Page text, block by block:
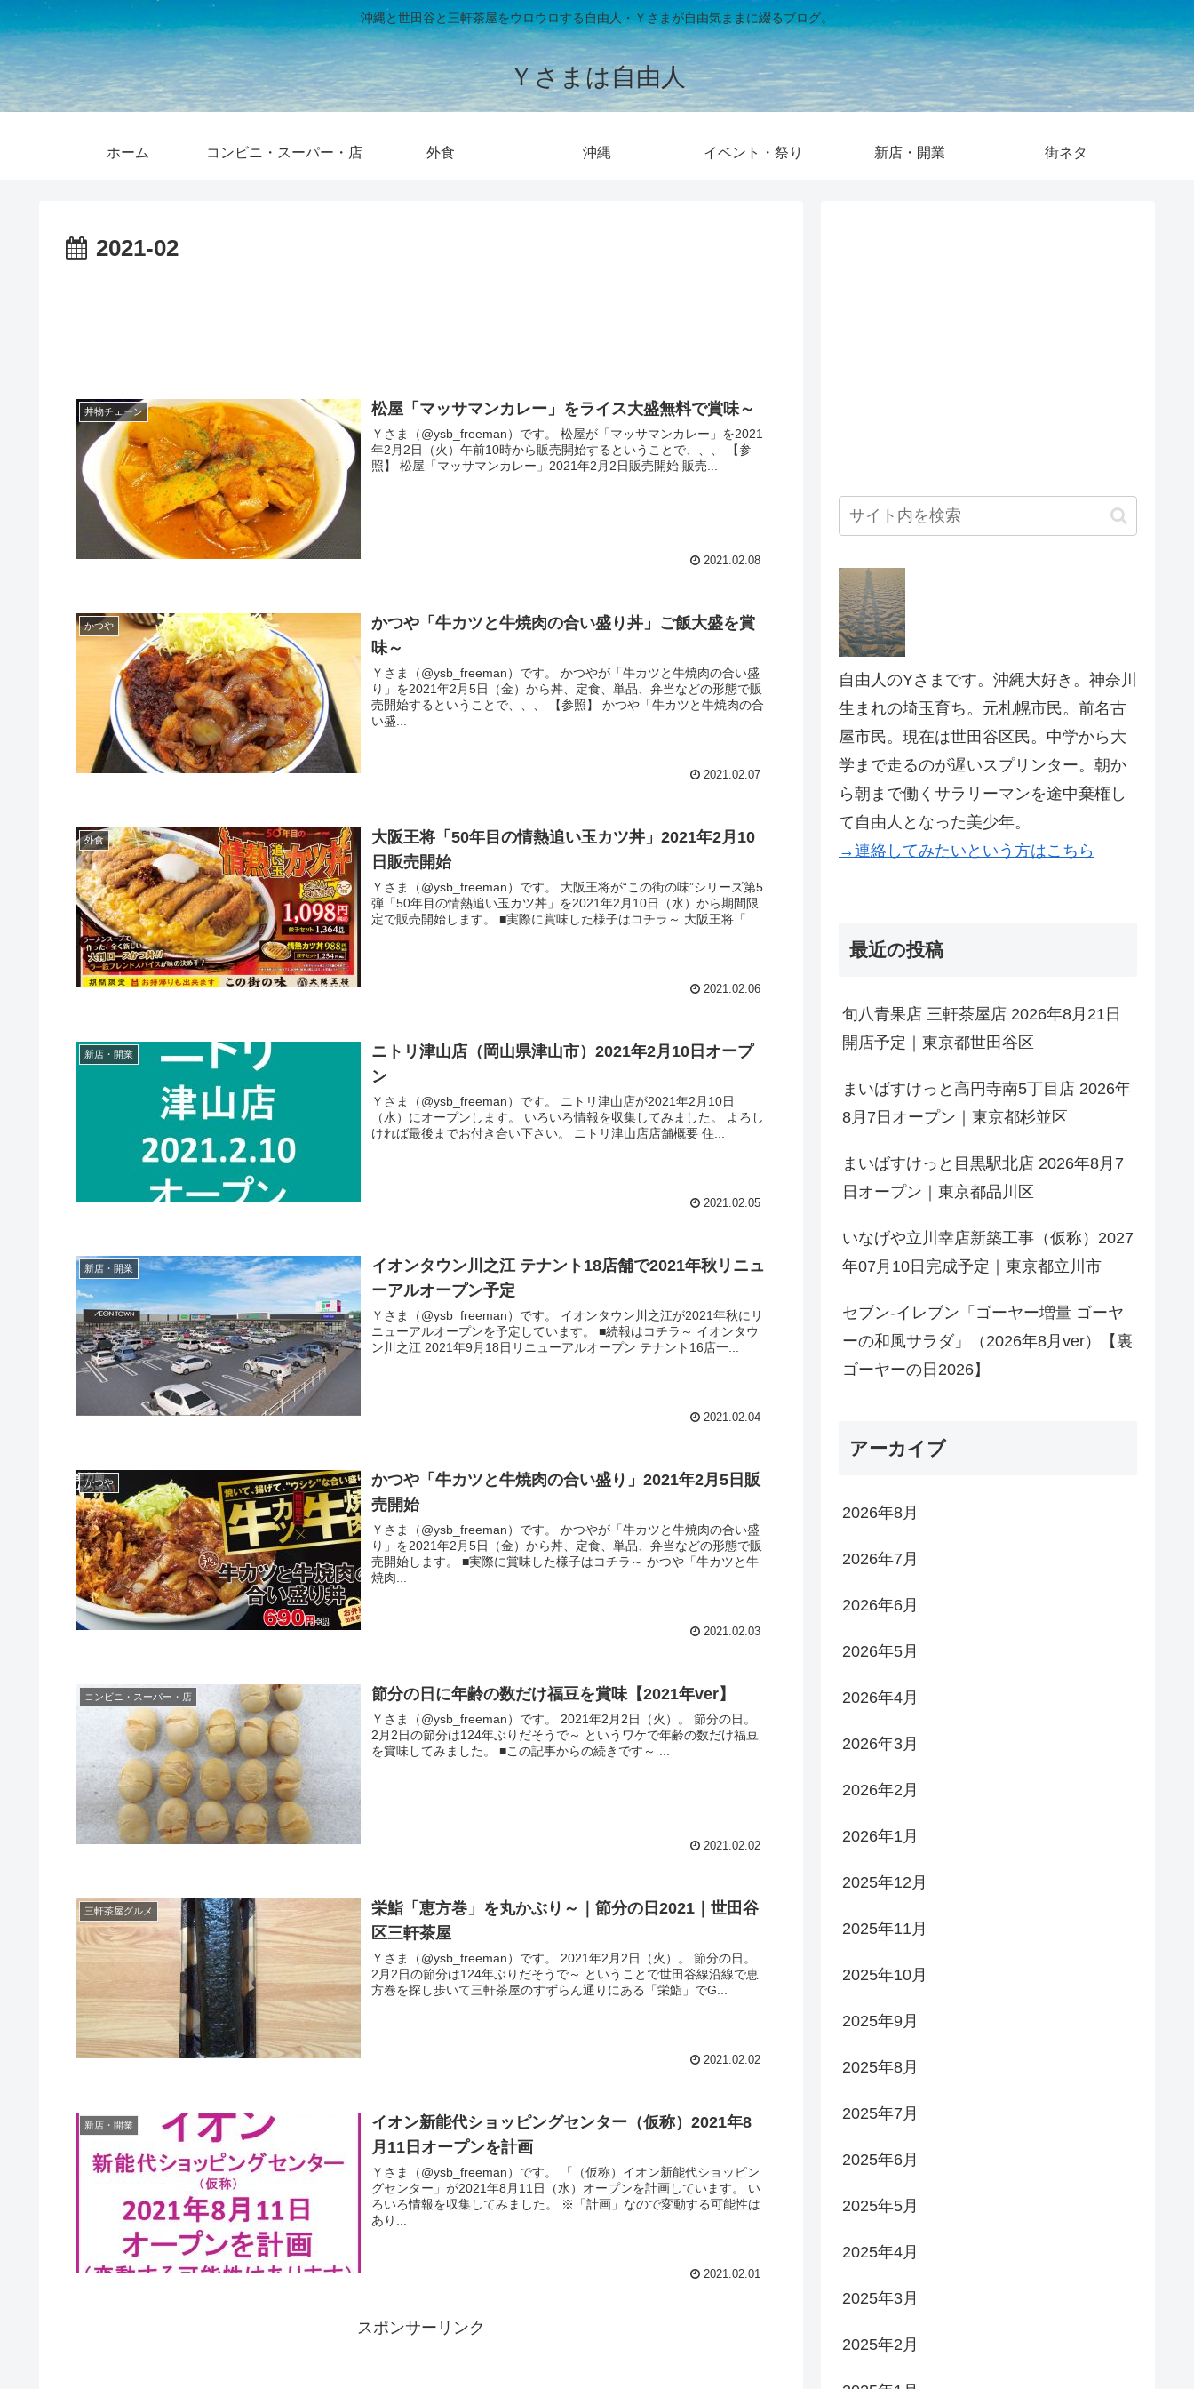
沖縄と世田谷と三軒茶屋をウロウロする自由人・Ｙさまが自由気ままに綴るブログ。
Ｙさまは自由人
ホーム コンビニ・スーパー・店 外食 沖縄 イベント・祭り 新店・開業 街ネタ
2021-02
丼物チェーン 松屋「マッサマンカレー」をライス大盛無料で賞味～
Ｙさま（@ysb_freeman）です。 松屋が「マッサマンカレー」を2021
年2月2日（火）午前10時から販売開始するということで、、、 【参
照】 松屋「マッサマンカレー」2021年2月2日販売開始 販売...
2021.02.08
かつや
かつや「牛カツと牛焼肉の合い盛り丼」ご飯大盛を賞
味～
Ｙさま（@ysb_freeman）です。 かつやが「牛カツと牛焼肉の合い盛
り」を2021年2月5日（金）から丼、定食、単品、弁当などの形態で販
売開始するということで、、、 【参照】 かつや「牛カツと牛焼肉の合
い盛...
2021.02.07
外食
大阪王将「50年目の情熱追い玉カツ丼」2021年2月10
日販売開始
Ｙさま（@ysb_freeman）です。 大阪王将が“この街の味”シリーズ第5
弾「50年目の情熱追い玉カツ丼」を2021年2月10日（水）から期間限
定で販売開始します。 ■実際に賞味した様子はコチラ～ 大阪王将「...
2021.02.06
新店・開業
ニトリ津山店（岡山県津山市）2021年2月10日オープ
ン
Ｙさま（@ysb_freeman）です。 ニトリ津山店が2021年2月10日
（水）にオープンします。 いろいろ情報を収集してみました。 よろし
ければ最後までお付き合い下さい。 ニトリ津山店店舗概要 住...
2021.02.05
新店・開業
イオンタウン川之江 テナント18店舗で2021年秋リニュ
ーアルオープン予定
Ｙさま（@ysb_freeman）です。 イオンタウン川之江が2021年秋にリ
ニューアルオープンを予定しています。 ■続報はコチラ～ イオンタウ
ン川之江 2021年9月18日リニューアルオープン テナント16店一...
2021.02.04
かつや
かつや「牛カツと牛焼肉の合い盛り」2021年2月5日販
売開始
Ｙさま（@ysb_freeman）です。 かつやが「牛カツと牛焼肉の合い盛
り」を2021年2月5日（金）から丼、定食、単品、弁当などの形態で販
売開始します。 ■実際に賞味した様子はコチラ～ かつや「牛カツと牛
焼肉...
2021.02.03
コンビニ・スーパー・店 節分の日に年齢の数だけ福豆を賞味【2021年ver】
Ｙさま（@ysb_freeman）です。 2021年2月2日（火）。 節分の日。
2月2日の節分は124年ぶりだそうで～ というワケで年齢の数だけ福豆
を賞味してみました。 ■この記事からの続きです～ ...
2021.02.02
三軒茶屋グルメ
栄鮨「恵方巻」を丸かぶり～｜節分の日2021｜世田谷
区三軒茶屋
Ｙさま（@ysb_freeman）です。 2021年2月2日（火）。 節分の日。
2月2日の節分は124年ぶりだそうで～ ということで世田谷線沿線で恵
方巻を探し歩いて三軒茶屋のすずらん通りにある「栄鮨」でG...
2021.02.02
新店・開業
イオン新能代ショッピングセンター（仮称）2021年8
月11日オープンを計画
Ｙさま（@ysb_freeman）です。 「（仮称）イオン新能代ショッピン
グセンター」が2021年8月11日（水）オープンを計画しています。 い
ろいろ情報を収集してみました。 ※「計画」なので変動する可能性は
あり...
2021.02.01
スポンサーリンク
自由人のYさまです。沖縄大好き。神奈川
生まれの埼玉育ち。元札幌市民。前名古
屋市民。現在は世田谷区民。中学から大
学まで走るのが遅いスプリンター。朝か
ら朝まで働くサラリーマンを途中棄権し
て自由人となった美少年。
→連絡してみたいという方はこちら
最近の投稿
旬八青果店 三軒茶屋店 2026年8月21日
開店予定｜東京都世田谷区
まいばすけっと高円寺南5丁目店 2026年
8月7日オープン｜東京都杉並区
まいばすけっと目黒駅北店 2026年8月7
日オープン｜東京都品川区
いなげや立川幸店新築工事（仮称）2027
年07月10日完成予定｜東京都立川市
セブン-イレブン「ゴーヤー増量 ゴーヤ
ーの和風サラダ」（2026年8月ver）【裏
ゴーヤーの日2026】
アーカイブ
2026年8月
2026年7月
2026年6月
2026年5月
2026年4月
2026年3月
2026年2月
2026年1月
2025年12月
2025年11月
2025年10月
2025年9月
2025年8月
2025年7月
2025年6月
2025年5月
2025年4月
2025年3月
2025年2月